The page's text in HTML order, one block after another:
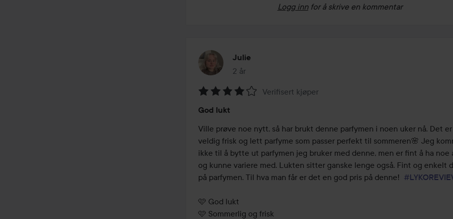
Logg inn for å skrive en kommentar
Julie
2 år
Innlegget ble opprettet 2 år
4
av
5
Verifisert kjøper
God lukt
Ville prøve noe nytt, så har brukt denne parfymen i noen uker nå. Det
veldig frisk og lett parfyme som passer perfekt til sommeren🌸 Jeg
ikke til å bytte ut parfymen jeg bruker med denne, men er fint å ha noe
og kunne variere med. Lukten sitter ganske lenge også. Fint og enkelt
på parfymen. Til hva man får er det en god pris på denne!
🩷 God lukt
🩷 Sommerlig og frisk